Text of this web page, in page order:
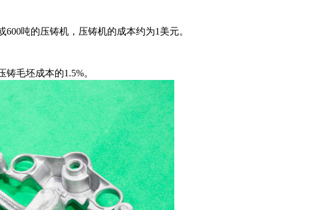
吨的压铸机，压铸机的成本约为1美元。
毛坯成本的1.5%。